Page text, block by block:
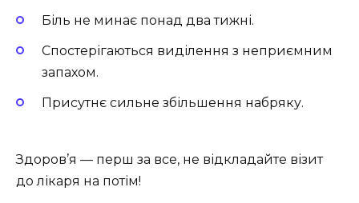
Біль не минає понад два тижні.
Спостерігаються виділення з неприємним
запахом.
Присутнє сильне збільшення набряку.
Здоров’я — перш за все, не відкладайте візит
до лікаря на потім!